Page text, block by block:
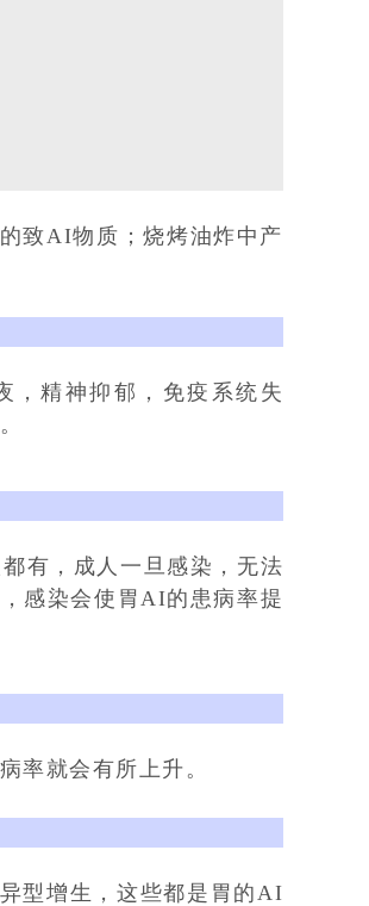
致AI物质；烧烤油炸中产
，精神抑郁，免疫系统失
有，成人一旦感染，无法
感染会使胃AI的患病率提
率就会有所上升。
型增生，这些都是胃的AI